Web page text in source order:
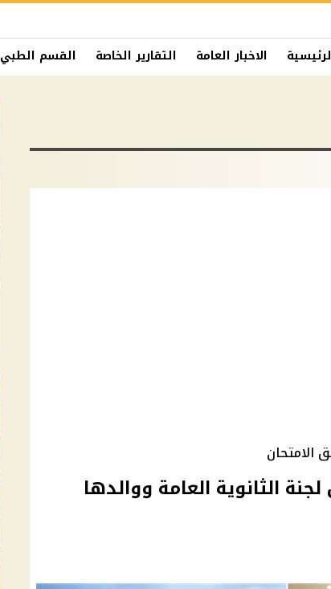
الاخبار العامة التقارير الخاصة القسم الطبي
الامتحان
الثانوية العامة ووالدها